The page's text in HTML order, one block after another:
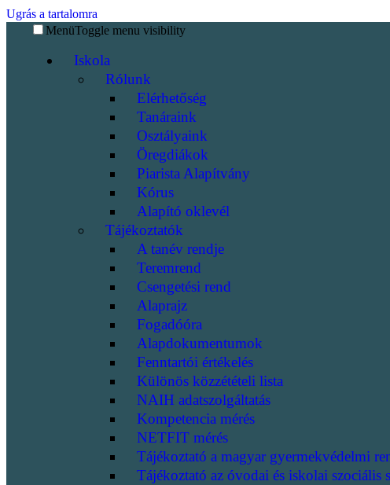
Ugrás a tartalomra
MenüToggle menu visibility
Iskola
Rólunk
Elérhetőség
Tanáraink
Osztályaink
Öregdiákok
Piarista Alapítvány
Kórus
Alapító oklevél
Tájékoztatók
A tanév rendje
Teremrend
Csengetési rend
Alaprajz
Fogadóóra
Alapdokumentumok
Fenntartói értékelés
Különös közzétételi lista
NAIH adatszolgáltatás
Kompetencia mérés
NETFIT mérés
Tájékoztató a magyar gyermekvédelmi
Tájékoztató az óvodai és iskolai szociális